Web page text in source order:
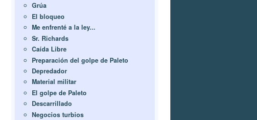
Grúa
El bloqueo
Me enfrenté a la ley...
Sr. Richards
Caída Libre
Preparación del golpe de Paleto
Depredador
Material militar
El golpe de Paleto
Descarrillado
Negocios turbios